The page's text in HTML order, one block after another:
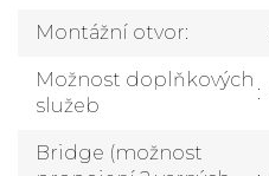
Montážní otvor:
Možnost doplňkových
služeb
:
Bridge (možnost